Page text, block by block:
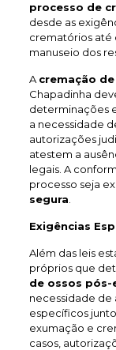
processo de
desde as
crematórios até
manuseio dos
A cremação
Chapadinha
determinações
a necessidade
autorizações
atestem a
legais. A
processo seja
segura
Exigências
Além das leis
próprios que
de ossos pós-
necessidade
específicos
exumação e
casos,